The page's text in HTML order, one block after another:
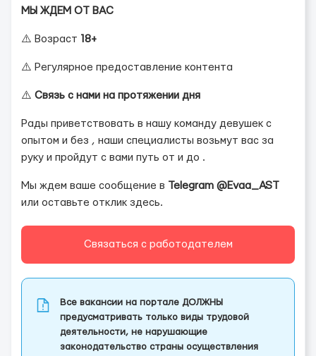
МЫ ЖДЕМ ОТ ВАС
⚠️ Возраст 18+
⚠️ Регулярное предоставление контента
⚠️ Связь с нами на протяжении дня
Рады приветствовать в нашу команду девушек с
опытом и без , наши специалисты возьмут вас за
руку и пройдут с вами путь от и до .
Мы ждем ваше сообщение в
Telegram @Evaa_AST
или оставьте отклик здесь.
Связаться с работодателем
Все вакансии на портале ДОЛЖНЫ
предусматривать только виды трудовой
деятельности, не нарушающие
законодательство страны осуществления